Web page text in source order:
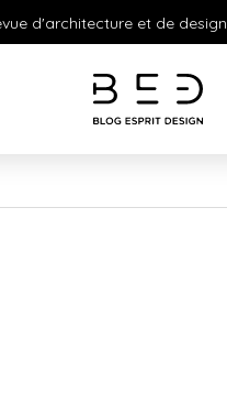
d'architecture et de design